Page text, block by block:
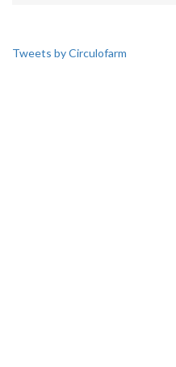
Tweets by Circulofarm